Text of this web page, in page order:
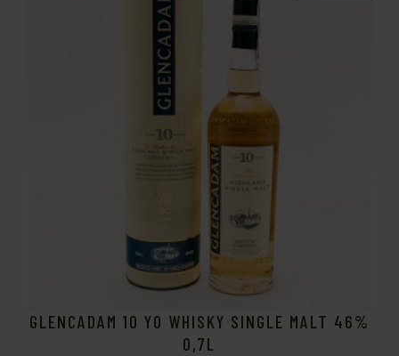
GLENCADAM 10 YO WHISKY SINGLE MALT 46%
0,7L